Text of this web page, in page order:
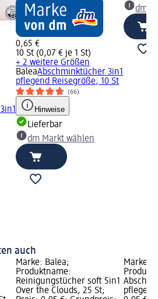
0,65 €
10 St (0,07 € je 1 St)
+ 2 weitere Größen
BaleaAbschminktücher 3in1
pflegend Reisegröße, 10 St
(66)
Hinweise
Lieferbar
dm Markt wählen
dm
auch
Marke: Balea;
Produktname:
Reinigungstücher soft 5in1
Over the Clouds, 25 St;
Marke: